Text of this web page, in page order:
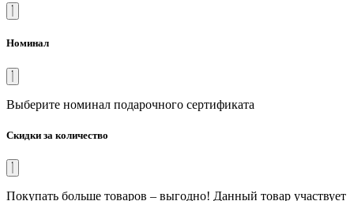
Номинал
Выберите номинал подарочного сертификата
Скидки за количество
Покупать больше товаров – выгодно! Данный товар участвует